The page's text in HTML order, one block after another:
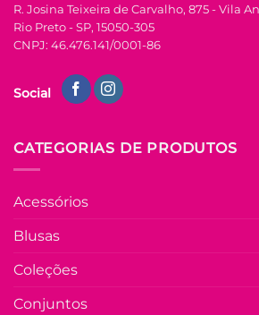
R. Josina Teixeira de Carvalho, 875 - Vila
Rio Preto - SP, 15050-305
CNPJ: 46.476.141/0001-86
Social
CATEGORIAS DE PRODUTOS
Acessórios
Blusas
Coleções
Conjuntos